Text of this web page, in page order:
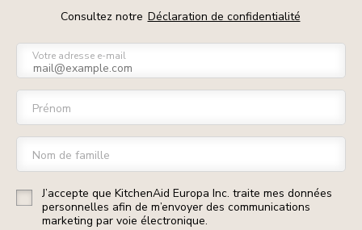
Consultez notre Déclaration de confidentialité
Votre adresse e-mail
Prénom
Nom de famille
J’accepte que KitchenAid Europa Inc. traite mes données
personnelles afin de m’envoyer des communications
marketing par voie électronique.